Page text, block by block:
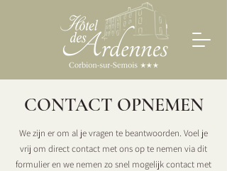
CONTACT OPNEMEN
We zijn er om al je vragen te beantwoorden. Voel je
vrij om direct contact met ons op te nemen via dit
formulier en we nemen zo snel mogelijk contact met